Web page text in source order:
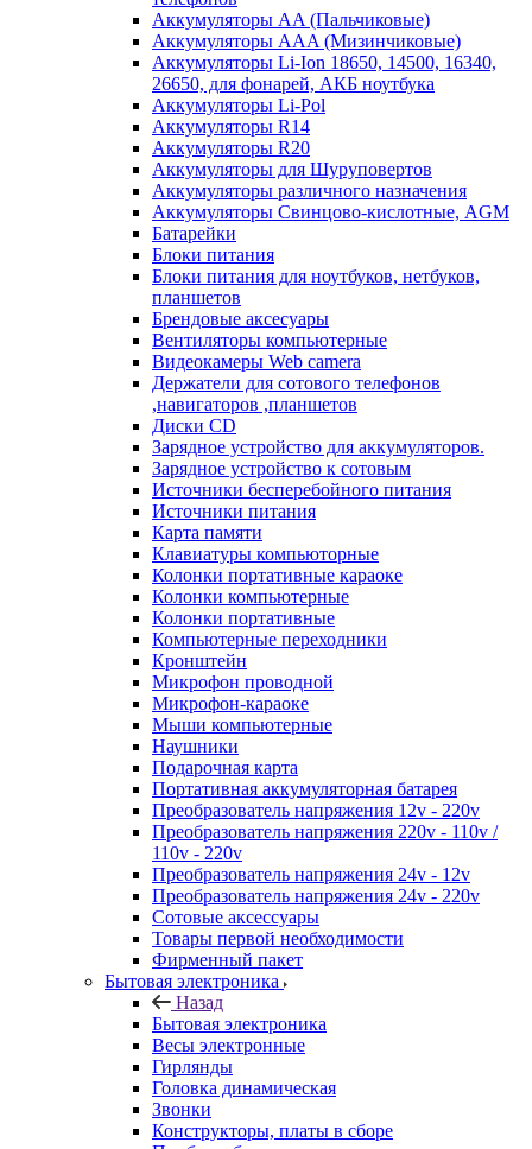
Аккумуляторы AA (Пальчиковые)
Аккумуляторы AAA (Мизинчиковые)
Аккумуляторы Li-Ion 18650, 14500, 16340,
26650, для фонарей, АКБ ноутбука
Аккумуляторы Li-Pol
Аккумуляторы R14
Аккумуляторы R20
Аккумуляторы для Шуруповертов
Аккумуляторы различного назначения
Аккумуляторы Свинцово-кислотные, AGM
Батарейки
Блоки питания
Блоки питания для ноутбуков, нетбуков,
планшетов
Брендовые аксесуары
Вентиляторы компьютерные
Видеокамеры Web camera
Держатели для сотового телефонов
,навигаторов ,планшетов
Диски CD
Зарядное устройство для аккумуляторов.
Зарядное устройство к сотовым
Источники бесперебойного питания
Источники питания
Карта памяти
Клавиатуры компьюторные
Колонки портативные караоке
Колонки компьютерные
Колонки портативные
Компьютерные переходники
Кронштейн
Микрофон проводной
Микрофон-караоке
Мыши компьютерные
Наушники
Подарочная карта
Портативная аккумуляторная батарея
Преобразователь напряжения 12v - 220v
Преобразователь напряжения 220v - 110v /
110v - 220v
Преобразователь напряжения 24v - 12v
Преобразователь напряжения 24v - 220v
Сотовые аксессуары
Товары первой необходимости
Фирменный пакет
Бытовая электроника
Назад
Бытовая электроника
Весы электронные
Гирлянды
Головка динамическая
Звонки
Конструкторы, платы в сборе